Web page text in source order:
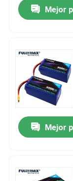
Mejor
Mejor